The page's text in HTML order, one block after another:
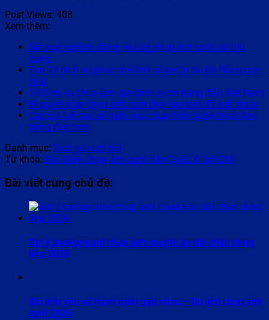
Post Views: 408
Xem thêm:
Nét ngộ nghĩnh đáng yêu khi chụp ảnh cưới với thú
cưng.
Top 10 dịch vụ phục chế ảnh cũ uy tín tại Đà Nẵng cực
chất
10 Dịch vụ chụp ảnh gia đình uy tín hàng đầu Việt Nam
Bí quyết giúp chụp ảnh cưới đẹp liệu bạn đã biết chưa
Các chi tiết sau sẽ giúp việc chụp hình nghệ thuật đen
trắng đẹp hơn
Danh mục: Dịch vụ cưới hỏi
Từ khóa: Địa điểm chụp ảnh cưới Hàn Quốc ở TpHCM
Bài viết cùng chủ đề:
Gợi ý background chụp ảnh couple áo dài chân dung
đẹp 2026
Khi tình yêu và hành trình gặp nhau – Du lịch chụp ảnh
cưới 2026